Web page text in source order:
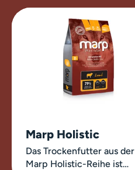
Marp Holistic
Das Trockenfutter aus der
Marp Holistic-Reihe ist